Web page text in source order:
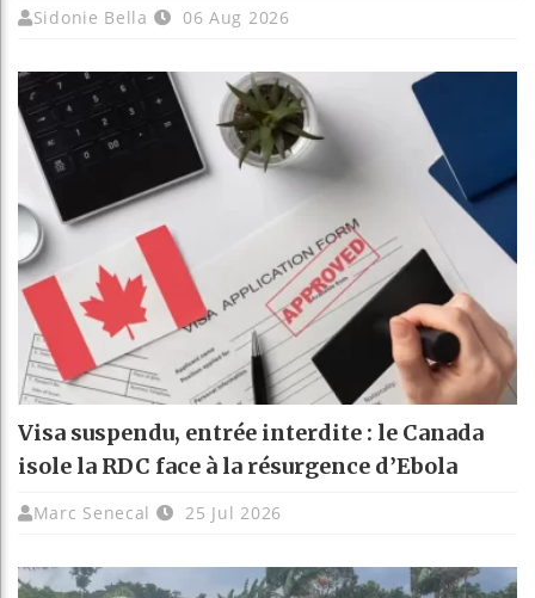
Sidonie Bella 06 Aug 2026
Visa suspendu, entrée interdite : le Canada
isole la RDC face à la résurgence d’Ebola
Marc Senecal 25 Jul 2026